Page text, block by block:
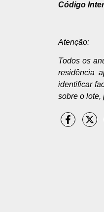
Código
Atenção:
Todos os
residência
identificar
sobre o lote,